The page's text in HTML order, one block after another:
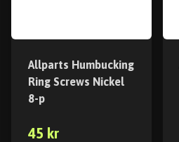
Allparts Humbucking
Ring Screws Nickel
8-p
45 kr